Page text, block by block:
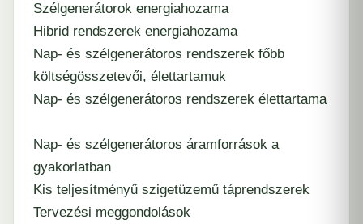
Szélgenerátorok energiahozama
Hibrid rendszerek energiahozama
Nap- és szélgenerátoros rendszerek főbb
költségösszetevői, élettartamuk
Nap- és szélgenerátoros rendszerek élettartama
Nap- és szélgenerátoros áramforrások a
gyakorlatban
Kis teljesítményű szigetüzemű táprendszerek
Tervezési meggondolások